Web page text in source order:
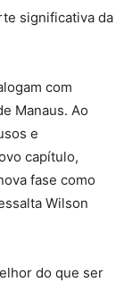
significativa da
com
Manaus. Ao
e
capítulo,
fase como
Wilson
do que ser